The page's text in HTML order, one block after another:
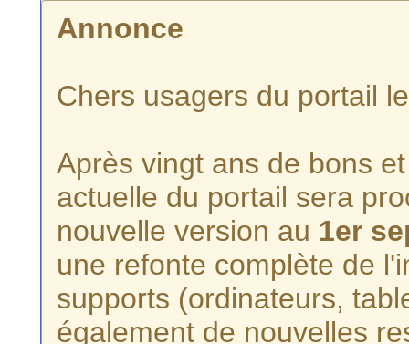
Annonce
Chers usagers du portail
Après vingt ans de bons
actuelle du portail sera
nouvelle version au 1er
une refonte complète de
supports (ordinateurs,
également de nouvelles